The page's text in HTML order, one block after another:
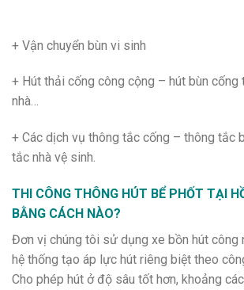
+ Vận chuyển bùn vi sinh
+ Hút thải cống công cộng – hút bùn cống
nhà…
+ Các dịch vụ thông tắc cống – thông tắc
tắc nhà vệ sinh.
THI CÔNG THÔNG HÚT BỂ PHỐT TẠI
BẰNG CÁCH NÀO?
Đơn vị chúng tôi sử dụng xe bồn hút công
hệ thống tạo áp lực hút riêng biệt theo
Cho phép hút ở độ sâu tốt hơn, khoảng